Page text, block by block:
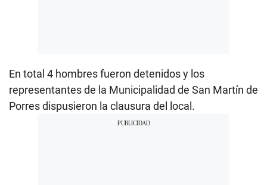
En total 4 hombres fueron detenidos y los
representantes de la Municipalidad de San Martín de
Porres dispusieron la clausura del local.